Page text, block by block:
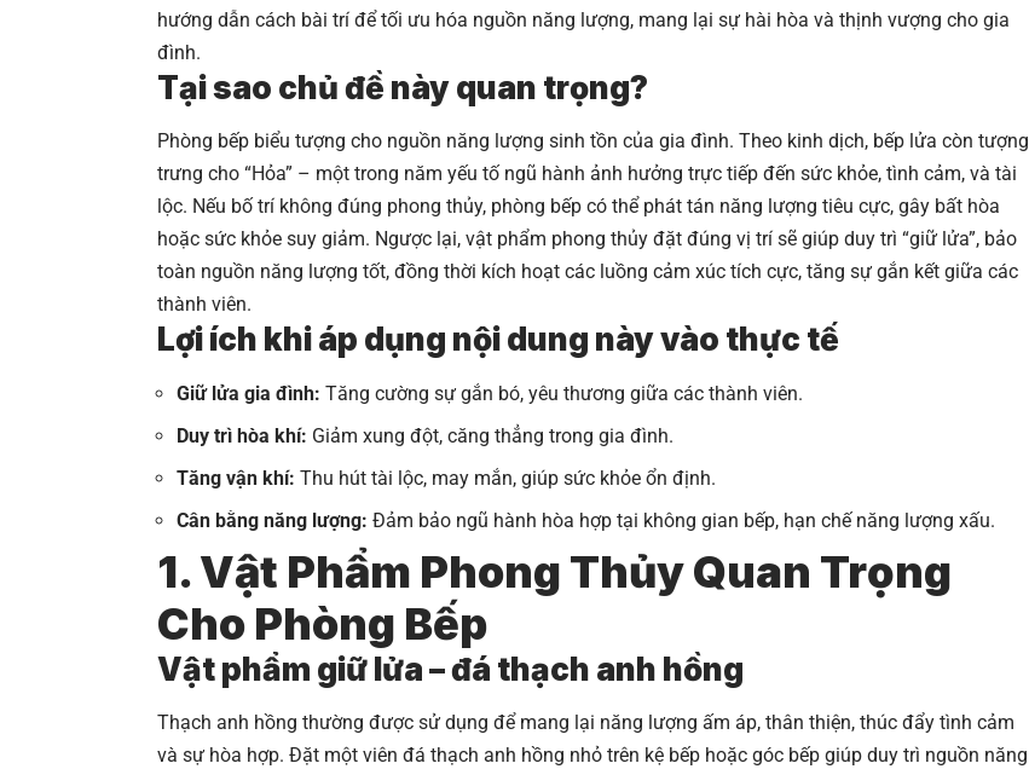
hướng dẫn cách bài trí để tối ưu hóa nguồn năng lượng, mang lại sự hài hòa và thịnh vượng cho gia
đình.
Tại sao chủ đề này quan trọng?
Phòng bếp biểu tượng cho nguồn năng lượng sinh tồn của gia đình. Theo kinh dịch, bếp lửa còn tượng
trưng cho “Hỏa” – một trong năm yếu tố ngũ hành ảnh hưởng trực tiếp đến sức khỏe, tình cảm, và tài
lộc. Nếu bố trí không đúng phong thủy, phòng bếp có thể phát tán năng lượng tiêu cực, gây bất hòa
hoặc sức khỏe suy giảm. Ngược lại, vật phẩm phong thủy đặt đúng vị trí sẽ giúp duy trì “giữ lửa”, bảo
toàn nguồn năng lượng tốt, đồng thời kích hoạt các luồng cảm xúc tích cực, tăng sự gắn kết giữa các
thành viên.
Lợi ích khi áp dụng nội dung này vào thực tế
Giữ lửa gia đình: Tăng cường sự gắn bó, yêu thương giữa các thành viên.
Duy trì hòa khí: Giảm xung đột, căng thẳng trong gia đình.
Tăng vận khí: Thu hút tài lộc, may mắn, giúp sức khỏe ổn định.
Cân bằng năng lượng: Đảm bảo ngũ hành hòa hợp tại không gian bếp, hạn chế năng lượng xấu.
1. Vật Phẩm Phong Thủy Quan Trọng
Cho Phòng Bếp
Vật phẩm giữ lửa – đá thạch anh hồng
Thạch anh hồng thường được sử dụng để mang lại năng lượng ấm áp, thân thiện, thúc đẩy tình cảm
và sự hòa hợp. Đặt một viên đá thạch anh hồng nhỏ trên kệ bếp hoặc góc bếp giúp duy trì nguồn năng